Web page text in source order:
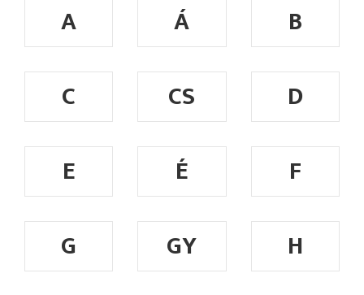
A Á
B
C
CS
D
E
É
F
G
GY
H